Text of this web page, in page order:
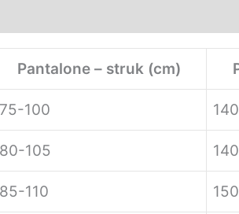
Pantalone – struk (cm)
75-100 140
80-105 140
85-110 150